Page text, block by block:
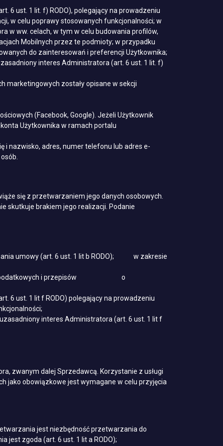
6 ust. 1 lit. f) RODO), polegający na prowadzeniu
w celu poprawy stosowanych funkcjonalności; w
w ww. celach, w tym w celu budowania profilów,
Mobilnych przez te podmioty; w przypadku
do zainteresowań i preferencji Użytkownika;
interes Administratora (art. 6 ust. 1 lit. f)
marketingowych zostały opisane w sekcji
(Facebook, Google). Jeżeli Użytkownik
Użytkownika w ramach portalu
i nazwisko, adres, numer telefonu lub adres e-
się z przetwarzaniem jego danych osobowych.
skutkuje brakiem jego realizacji. Podanie
umowy (art. 6 ust. 1 lit b RODO); w zakresie
podatkowych i przepisów o
6 ust. 1 lit f RODO) polegający na prowadzeniu
interes Administratora (art. 6 ust. 1 lit f
zwanym dalej Sprzedawcą. Korzystanie z usługi
jako obowiązkowe jest wymagane w celu przyjęcia
jest niezbędność przetwarzania do
jest zgoda (art. 6 ust. 1 lit a RODO);